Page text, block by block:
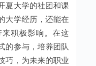
夏大学的社团和课
大学经历，还能在
积极影响。在这
的参与，培养团队
巧，为未来的职业